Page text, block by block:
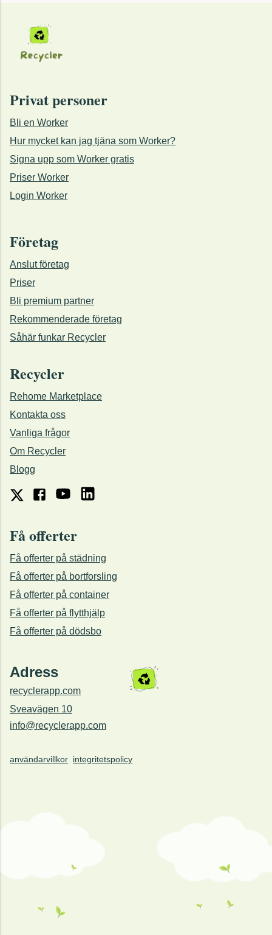
Privat personer
Bli en Worker
Hur mycket kan jag tjäna som Worker?
Signa upp som Worker gratis
Priser Worker
Login Worker
Företag
Anslut företag
Priser
Bli premium partner
Rekommenderade företag
Såhär funkar Recycler
Recycler
Rehome Marketplace
Kontakta oss
Vanliga frågor
Om Recycler
Blogg
Få offerter
Få offerter på städning
Få offerter på bortforsling
Få offerter på container
Få offerter på flytthjälp
Få offerter på dödsbo
Adress
recyclerapp.com
Sveavägen 10
info@recyclerapp.com
användarvillkor integritetspolicy